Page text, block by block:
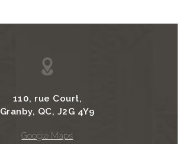
110, rue Court,
Granby, QC, J2G 4Y9
Google Maps